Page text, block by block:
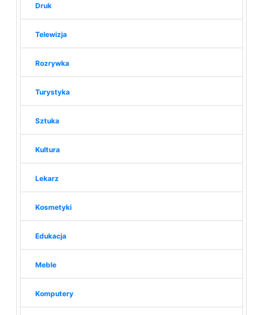
Druk
Telewizja
Rozrywka
Turystyka
Sztuka
Kultura
Lekarz
Kosmetyki
Edukacja
Meble
Komputery